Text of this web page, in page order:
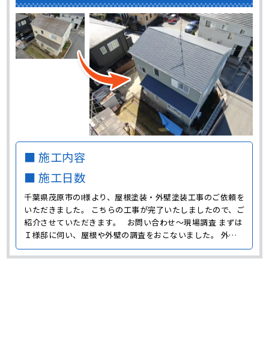
■ 施工内容
■ 施工日数
千葉県茂原市のI様より、屋根塗装・外壁塗装工事のご依頼を
いただきました。 こちらの工事が完了いたしましたので、ご
紹介させていただきます。 お問い合わせ～現場調査 まずは
Ｉ様邸に伺い、屋根や外壁の調査をおこないました。 外壁
は全体的に色褪せており、黒い汚れも発生していました。 色
褪せや汚れは住宅の美観を損ねてしまう原因になるので、定